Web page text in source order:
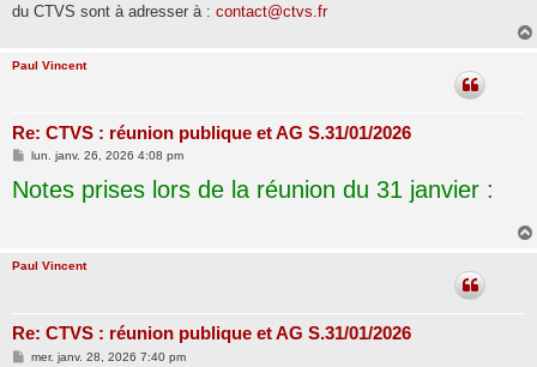
du CTVS sont à adresser à : contact@ctvs.fr
Paul Vincent
Re: CTVS : réunion publique et AG S.31/01/2026
M
s
s
lun. janv. 26, 2026 4:08 pm
Notes prises lors de la réunion du 31 janvier :
Paul Vincent
Re: CTVS : réunion publique et AG S.31/01/2026
Mmer. janv. 28, 2026 7:40 pm